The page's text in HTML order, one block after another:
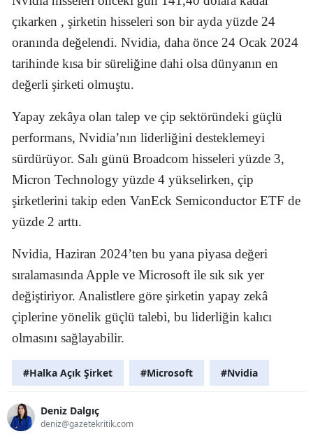
çıkarken , şirketin hisseleri son bir ayda yüzde 24
oranında değelendi. Nvidia, daha önce 24 Ocak 2024
tarihinde kısa bir süreliğine dahi olsa dünyanın en
değerli şirketi olmuştu.
Yapay zekâya olan talep ve çip sektöründeki güçlü
performans, Nvidia’nın liderliğini desteklemeyi
sürdürüyor. Salı günü Broadcom hisseleri yüzde 3,
Micron Technology yüzde 4 yükselirken, çip
şirketlerini takip eden VanEck Semiconductor ETF de
yüzde 2 arttı.
Nvidia, Haziran 2024’ten bu yana piyasa değeri
sıralamasında Apple ve Microsoft ile sık sık yer
değiştiriyor. Analistlere göre şirketin yapay zekâ
çiplerine yönelik güçlü talebi, bu liderliğin kalıcı
olmasını sağlayabilir.
#Halka Açık Şirket #Microsoft #Nvidia
Deniz Dalgıç
deniz@gazetekritik.com